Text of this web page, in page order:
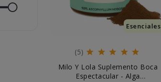
Esenciales
(5)
Milo Y Lola Suplemento Boca
Espectacular - Alga